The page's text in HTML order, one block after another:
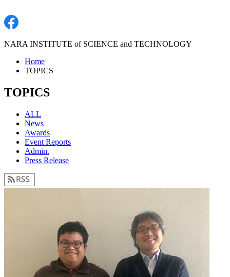
NARA INSTITUTE of SCIENCE and TECHNOLOGY
Home
TOPICS
TOPICS
ALL
News
Awards
Event Reports
Admin.
Press Release